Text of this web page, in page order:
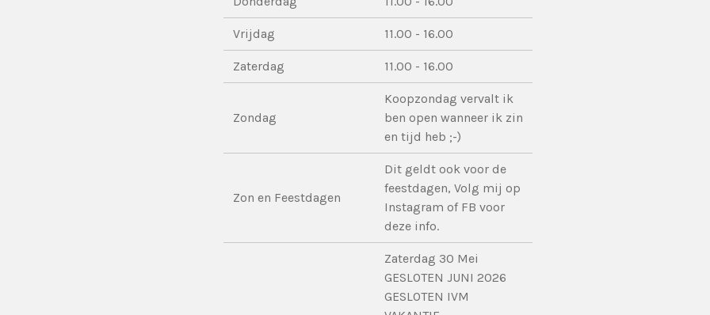
Vrijdag 11.00 - 16.00
Zaterdag 11.00 - 16.00
Zondag
Koopzondag vervalt ik
ben open wanneer ik zin
en tijd heb ;-)
Zon en Feestdagen
Dit geldt ook voor de
feestdagen, Volg mij op
Instagram of FB voor
deze info.
Zaterdag 30 Mei
GESLOTEN JUNI 2026
GESLOTEN IVM